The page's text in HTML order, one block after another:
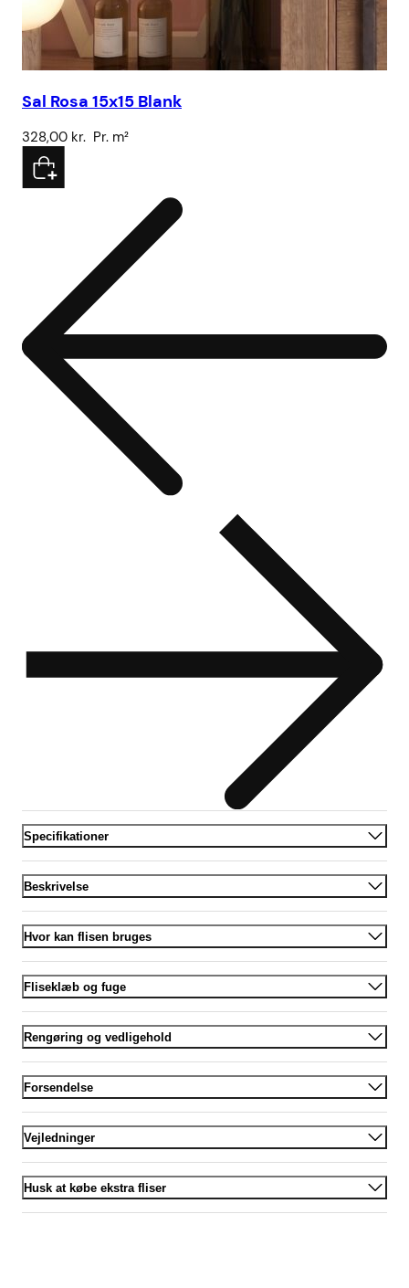
Sal Rosa 15x15 Blank
328,00 kr. Pr. m²
Specifikationer
Beskrivelse
Hvor kan flisen bruges
Fliseklæb og fuge
Rengøring og vedligehold
Forsendelse
Vejledninger
Husk at købe ekstra fliser